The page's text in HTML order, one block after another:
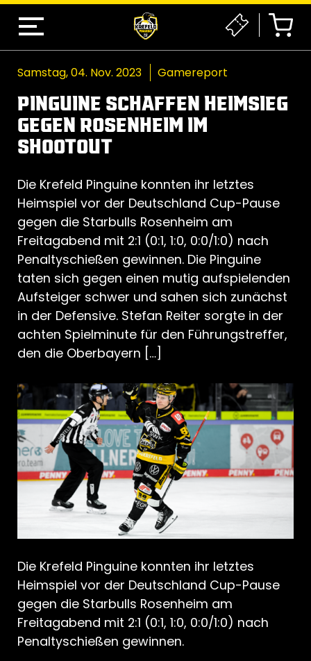
Samstag, 04. Nov. 2023 Gamereport
PINGUINE SCHAFFEN HEIMSIEG
GEGEN ROSENHEIM IM
SHOOTOUT
Die Krefeld Pinguine konnten ihr letztes
Heimspiel vor der Deutschland Cup-Pause
gegen die Starbulls Rosenheim am
Freitagabend mit 2:1 (0:1, 1:0, 0:0/1:0) nach
Penaltyschießen gewinnen. Die Pinguine
taten sich gegen einen mutig aufspielenden
Aufsteiger schwer und sahen sich zunächst
in der Defensive. Stefan Reiter sorgte in der
achten Spielminute für den Führungstreffer,
den die Oberbayern […]
Die Krefeld Pinguine konnten ihr letztes
Heimspiel vor der Deutschland Cup-Pause
gegen die Starbulls Rosenheim am
Freitagabend mit 2:1 (0:1, 1:0, 0:0/1:0) nach
Penaltyschießen gewinnen.